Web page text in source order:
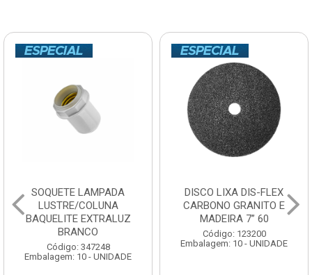
SOQUETE LAMPADA
LUSTRE/COLUNA
BAQUELITE EXTRALUZ
BRANCO
Código: 347248
Embalagem: 10 - UNIDADE
DISCO LIXA DIS-FLEX
CARBONO GRANITO E
MADEIRA 7” 60
Código: 123200
Embalagem: 10 - UNIDADE